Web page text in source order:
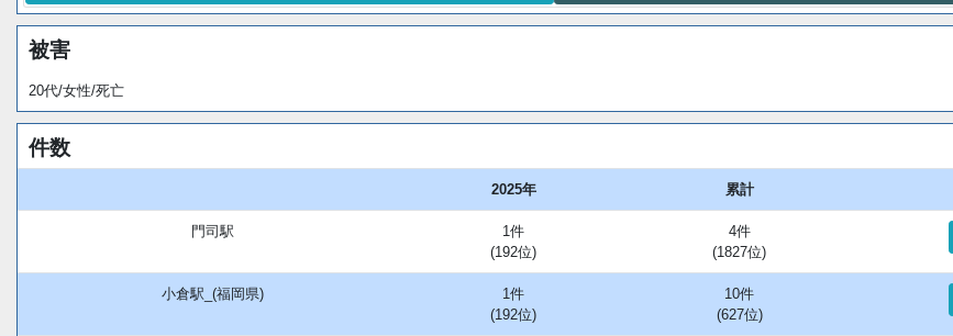
被害
20代/女性/死亡
件数
2025年 累計
門司駅
1件
(192位)
4件
(1827位)
小倉駅_(福岡県)
1件
(192位)
10件
(627位)